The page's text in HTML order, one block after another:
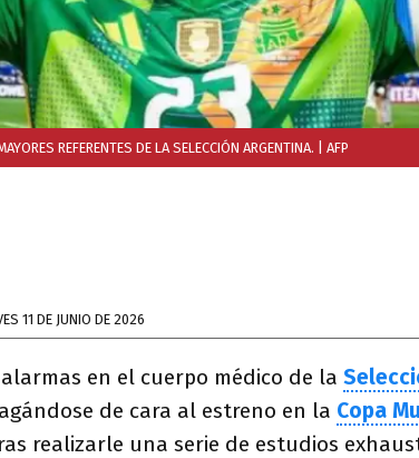
REFERENTES DE LA SELECCIÓN ARGENTINA. | AFP
11 DE JUNIO DE 2026
en el cuerpo médico de la
de cara al estreno en la Copa
realizarle una serie de estudios